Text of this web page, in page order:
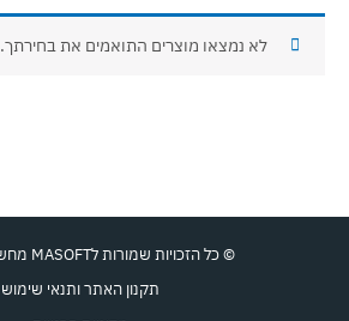
לא נמצאו מוצרים התואמים את בחירתך.
© כל הזכויות שמורות לMASOFT מחשבים וגיימינג
תקנון האתר ותנאי שימוש